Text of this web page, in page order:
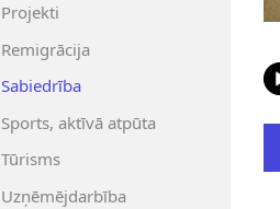
Projekti
Remigrācija
Sabiedrība
Sports, aktīvā atpūta
Tūrisms
Uzņēmējdarbība